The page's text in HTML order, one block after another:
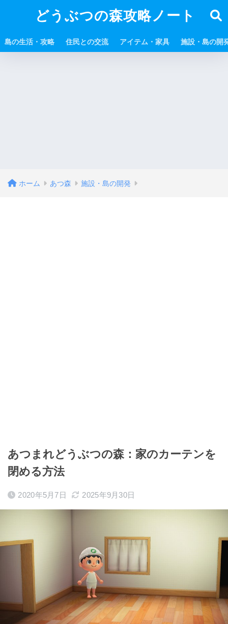
どうぶつの森攻略ノート
島の生活・攻略 住民との交流 アイテム・家具 施設・島の開
ホーム あつ森 施設・島の開発
あつまれどうぶつの森：家のカーテンを
閉める方法
2020年5月7日 2025年9月30日